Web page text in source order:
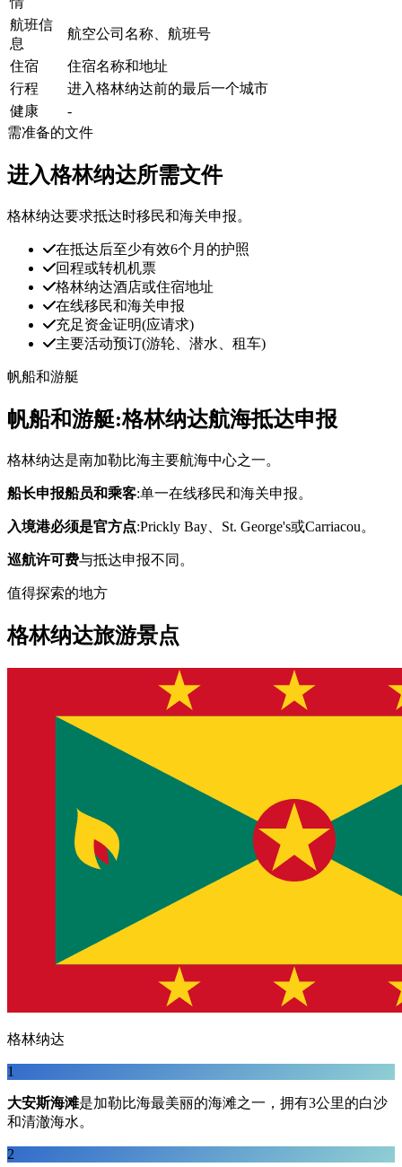
航班信
息
航空公司名称、航班号
住宿
住宿名称和地址
行程
进入格林纳达前的最后一个城市
健康
-
需准备的文件
进入格林纳达所需文件
格林纳达要求抵达时移民和海关申报。
在抵达后至少有效6个月的护照
回程或转机机票
格林纳达酒店或住宿地址
在线移民和海关申报
充足资金证明(应请求)
主要活动预订(游轮、潜水、租车)
帆船和游艇
帆船和游艇:格林纳达航海抵达申报
格林纳达是南加勒比海主要航海中心之一。
船长申报船员和乘客:单一在线移民和海关申报。
入境港必须是官方点:Prickly Bay、St. George's或Carriacou。
巡航许可费与抵达申报不同。
值得探索的地方
格林纳达旅游景点
格林纳达
1
大安斯海滩是加勒比海最美丽的海滩之一，拥有3公里的白沙
和清澈海水。
2